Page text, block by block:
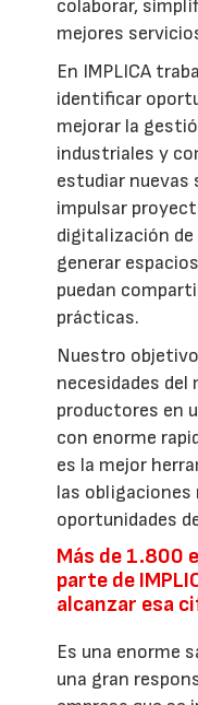
colaborar,
mejores
En IMPLICA
identificar
mejorar la
industriales y
estudiar nuevas
impulsar
digitalización
generar
puedan
prácticas.
Nuestro
necesidades del
productores en
con enorme
es la mejor
las
oportunidades
Más de 1.800
parte de
alcanzar esa
Es una enorme
una gran